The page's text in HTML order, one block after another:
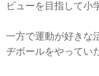
ビューを目指して小
一方で運動が好きな
ヂボールをやってい